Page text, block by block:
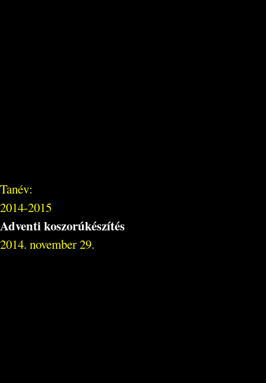
Tanév:
2014-2015
Adventi koszorúkészítés
2014. november 29.